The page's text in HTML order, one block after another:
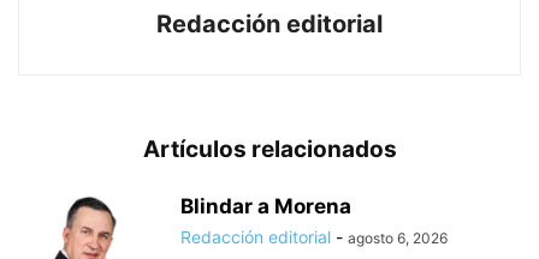
Redacción editorial
Artículos relacionados
Blindar a Morena
Redacción editorial - agosto 6, 2026